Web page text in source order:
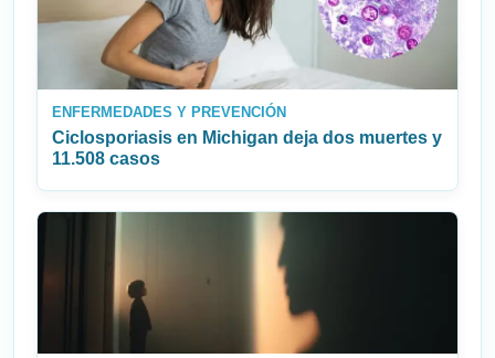
ENFERMEDADES Y PREVENCIÓN
Ciclosporiasis en Michigan deja dos muertes y
11.508 casos